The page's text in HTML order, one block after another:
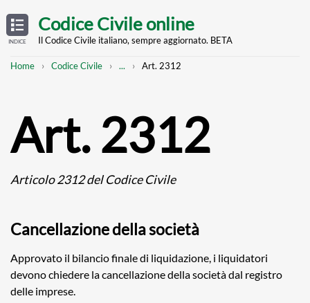
TABLE
OF
CONTENTS
INDICE
main
Codice Civile online
Il Codice Civile italiano, sempre aggiornato. BETA
Breadcrumb
Home Codice Civile
Mostra
... Art. 2312
Art. 2312
Articolo 2312 del Codice Civile
Cancellazione della società
Approvato il bilancio finale di liquidazione, i liquidatori
devono chiedere la cancellazione della società dal registro
delle imprese.